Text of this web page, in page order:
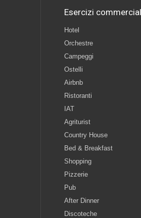
Esercizi
Hotel
Orchestre
Campeggi
Ostelli
Airbnb
Ristoranti
IAT
Agriturist
Country House
Bed & Breakfast
Shopping
Pizzerie
Pub
After Dinner
Discoteche